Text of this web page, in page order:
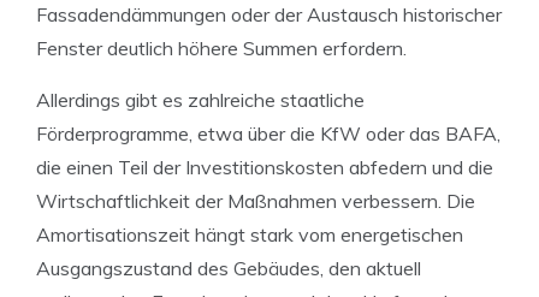
Fassadendämmungen oder der Austausch historischer
Fenster deutlich höhere Summen erfordern.
Allerdings gibt es zahlreiche staatliche
Förderprogramme, etwa über die KfW oder das BAFA,
die einen Teil der Investitionskosten abfedern und die
Wirtschaftlichkeit der Maßnahmen verbessern. Die
Amortisationszeit hängt stark vom energetischen
Ausgangszustand des Gebäudes, den aktuell